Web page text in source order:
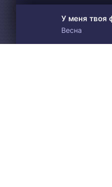
У меня твоя
Весна